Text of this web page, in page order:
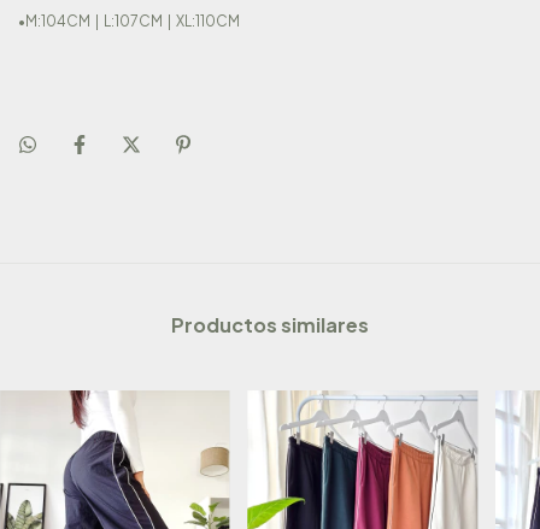
•M:104CM | L:107CM | XL:110CM
Productos similares